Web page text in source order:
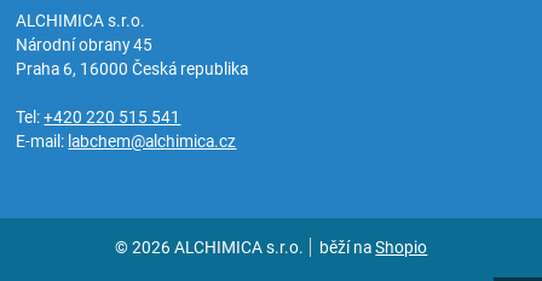
ALCHIMICA s.r.o.
Národní obrany 45
Praha 6, 16000Česká republika
Tel:+420 220 515 541
E-mail: labchem@alchimica.cz
© 2026 ALCHIMICA s.r.o. běží naShopio